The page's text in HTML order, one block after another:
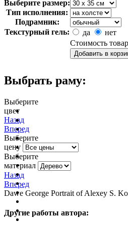
Выберите размер:
Тип исполнения:
Подрамник:
Текстурный гель:
да
нет
Стоимость
Выбрать раму:
Выберите
цвет
Назад
Вперед
Выберите
цену
Выберите
материал
Назад
Вперед
Dawe George Portrait of Alexey S.
Другие работы автора: